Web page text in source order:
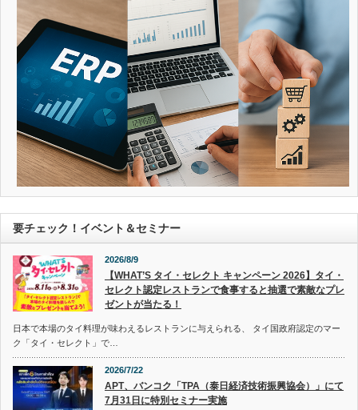
要チェック！イベント＆セミナー
2026/8/9
【WHAT’S タイ・セレクト キャンペーン 2026】タイ・
セレクト認定レストランで食事すると抽選で素敵なプレ
ゼントが当たる！
日本で本場のタイ料理が味わえるレストランに与えられる、 タイ国政府認定のマー
ク「タイ・セレクト」で…
2026/7/22
APT、バンコク「TPA（泰日経済技術振興協会）」にて
7月31日に特別セミナー実施